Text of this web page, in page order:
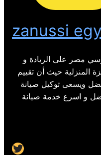
zanussi
مصر على الريادة و
المنزلية حيث أن تقييم
ويسعى توكيل صيانة
و اسرع خدمة صيانة
Twitter